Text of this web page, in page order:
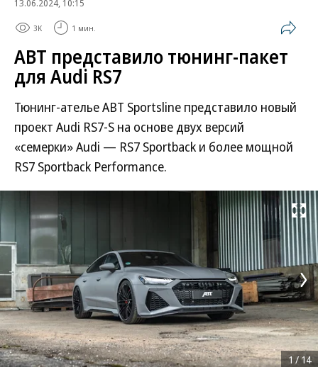
13.06.2024, 10:15
3K 1 мин.
АBT представило тюнинг-пакет
для Audi RS7
Тюнинг-ателье ABT Sportsline представило новый
проект Audi RS7-S на основе двух версий
«семерки» Audi — RS7 Sportback и более мощной
RS7 Sportback Performance.
Развернуть
1 /14